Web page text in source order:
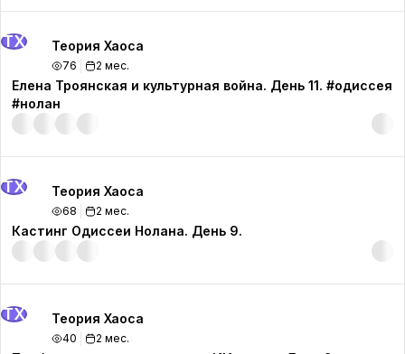
ТХ Теория Хаоса
76 2 мес.
Елена Троянская и культурная война. День 11. #одиссея
#нолан
ТХ Теория Хаоса
68 2 мес.
Кастинг Одиссеи Нолана. День 9.
ТХ Теория Хаоса
40 2 мес.